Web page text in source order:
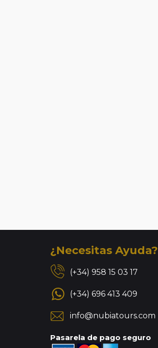
¿Necesitas Ayuda?
(+34) 958 15 03 17
(+34) 696 413 409
info@nubiatours.com
Pasarela de pago seguro